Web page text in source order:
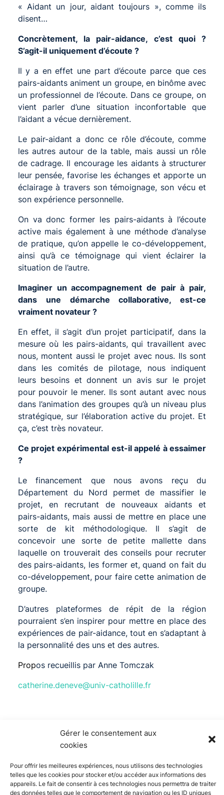
Gérer le consentement aux
cookies
Pour offrir les meilleures expériences, nous utilisons des technologies
telles que les cookies pour stocker et/ou accéder aux informations des
appareils. Le fait de consentir à ces technologies nous permettra de traiter
des données telles que le comportement de navigation ou les ID uniques
« Aidant un jour, aidant toujours », comme ils
disent…
Concrètement, la pair-aidance, c’est quoi ?
S’agit-il uniquement d’écoute ?
Il y a en effet une part d’écoute parce que ces
pairs-aidants animent un groupe, en binôme avec
un professionnel de l’écoute. Dans ce groupe, on
vient parler d’une situation inconfortable que
l’aidant a vécue dernièrement.
Le pair-aidant a donc ce rôle d’écoute, comme
les autres autour de la table, mais aussi un rôle
de cadrage. Il encourage les aidants à structurer
leur pensée, favorise les échanges et apporte un
éclairage à travers son témoignage, son vécu et
son expérience personnelle.
On va donc former les pairs-aidants à l’écoute
active mais également à une méthode d’analyse
de pratique, qu’on appelle le co-développement,
ainsi qu’à ce témoignage qui vient éclairer la
situation de l’autre.
Imaginer un accompagnement de pair à pair,
dans une démarche collaborative, est-ce
vraiment novateur ?
En effet, il s’agit d’un projet participatif, dans la
mesure où les pairs-aidants, qui travaillent avec
nous, montent aussi le projet avec nous. Ils sont
dans les comités de pilotage, nous indiquent
leurs besoins et donnent un avis sur le projet
pour pouvoir le mener. Ils sont autant avec nous
dans l’animation des groupes qu’à un niveau plus
stratégique, sur l’élaboration active du projet. Et
ça, c’est très novateur.
Ce projet expérimental est-il appelé à essaimer
?
Le financement que nous avons reçu du
Département du Nord permet de massifier le
projet, en recrutant de nouveaux aidants et
pairs-aidants, mais aussi de mettre en place une
sorte de kit méthodologique. Il s’agit de
concevoir une sorte de petite mallette dans
laquelle on trouverait des conseils pour recruter
des pairs-aidants, les former et, quand on fait du
co-développement, pour faire cette animation de
groupe.
D’autres plateformes de répit de la région
pourraient s’en inspirer pour mettre en place des
expériences de pair-aidance, tout en s’adaptant à
la personnalité des uns et des autres.
Propos recueillis par Anne Tomczak
catherine.deneve@univ-catholille.fr